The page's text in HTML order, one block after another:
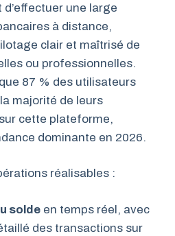
une large
à distance,
clair et maîtrisé de
ou professionnelles.
87 % des utilisateurs
majorité de leurs
cette plateforme,
dominante en 2026.
réalisables :
solde en temps réel, avec
des transactions sur